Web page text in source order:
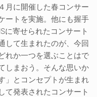
月に開催した春コンサー
ートを実施。他にも握手
に寄せられたコンサート
して生まれたのが、今回
れか一つを選ぶことはで
しまおう。そんな思いか
」とコンセプトが生まれ
て発表されたコンサート